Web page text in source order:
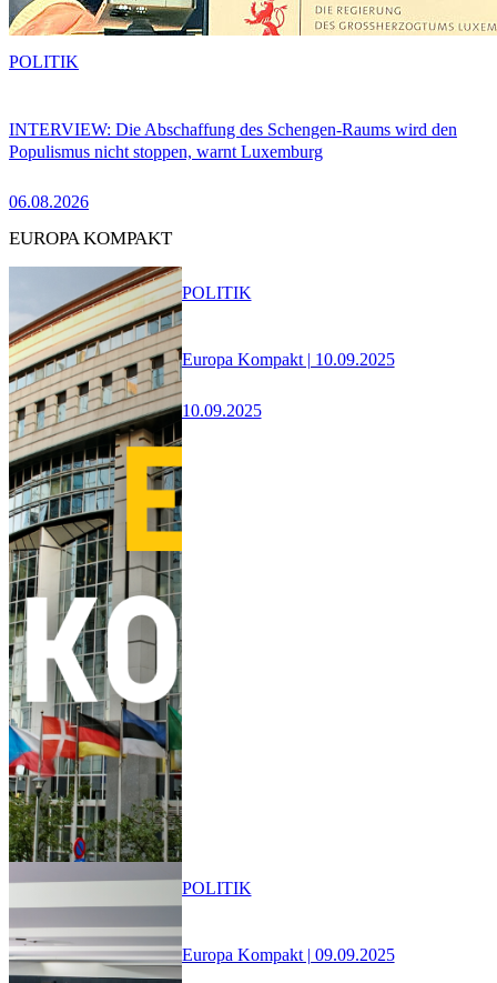
INTERVIEW: Die Abschaffung des Schengen-Raums wird den
Populismus nicht stoppen, warnt Luxemburg
06.08.2026
POLITIK
EUROPA KOMPAKT
Europa Kompakt | 10.09.2025
10.09.2025
POLITIK
Europa Kompakt | 09.09.2025
POLITIK